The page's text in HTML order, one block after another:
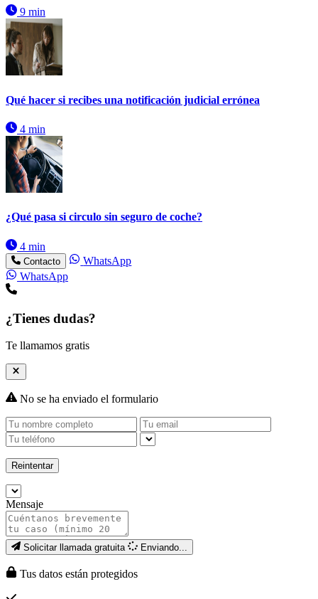
9 min
Qué hacer si recibes una notificación judicial errónea
4 min
¿Qué pasa si circulo sin seguro de coche?
4 min
Contacto
WhatsApp
WhatsApp
¿Tienes dudas?
Te llamamos gratis
No se ha enviado el formulario
Reintentar
Mensaje
Solicitar llamada gratuita Enviando...
Tus datos están protegidos